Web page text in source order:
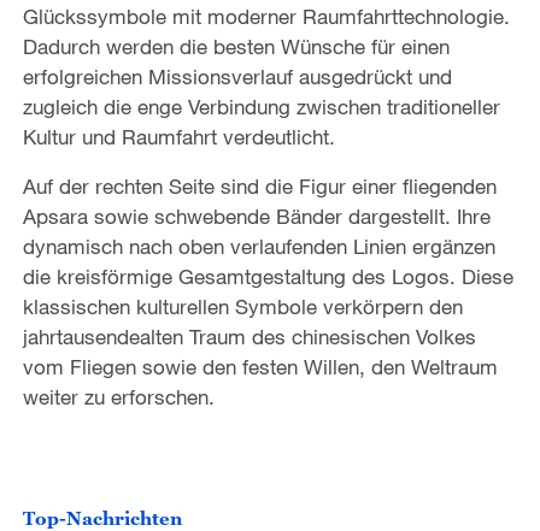
Glückssymbole mit moderner Raumfahrttechnologie.
Dadurch werden die besten Wünsche für einen
erfolgreichen Missionsverlauf ausgedrückt und
zugleich die enge Verbindung zwischen traditioneller
Kultur und Raumfahrt verdeutlicht.
Auf der rechten Seite sind die Figur einer fliegenden
Apsara sowie schwebende Bänder dargestellt. Ihre
dynamisch nach oben verlaufenden Linien ergänzen
die kreisförmige Gesamtgestaltung des Logos. Diese
klassischen kulturellen Symbole verkörpern den
jahrtausendealten Traum des chinesischen Volkes
vom Fliegen sowie den festen Willen, den Weltraum
weiter zu erforschen.
Top-Nachrichten